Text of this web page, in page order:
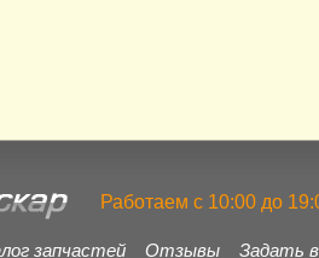
запчастей Отзывы Задать
Работаем c 10:00 до